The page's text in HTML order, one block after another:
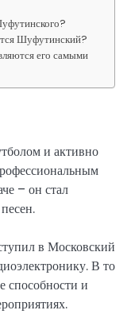
Шуфутинский?
его самыми
и активно
– он стал
в Московский
В то
способности и